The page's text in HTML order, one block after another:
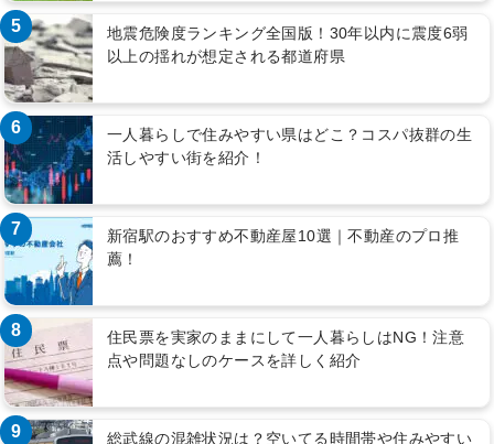
5
地震危険度ランキング全国版！30年以内に震度6弱
以上の揺れが想定される都道府県
6
一人暮らしで住みやすい県はどこ？コスパ抜群の生
活しやすい街を紹介！
7
新宿駅のおすすめ不動産屋10選｜不動産のプロ推
薦！
8
住民票を実家のままにして一人暮らしはNG！注意
点や問題なしのケースを詳しく紹介
9
総武線の混雑状況は？空いてる時間帯や住みやすい